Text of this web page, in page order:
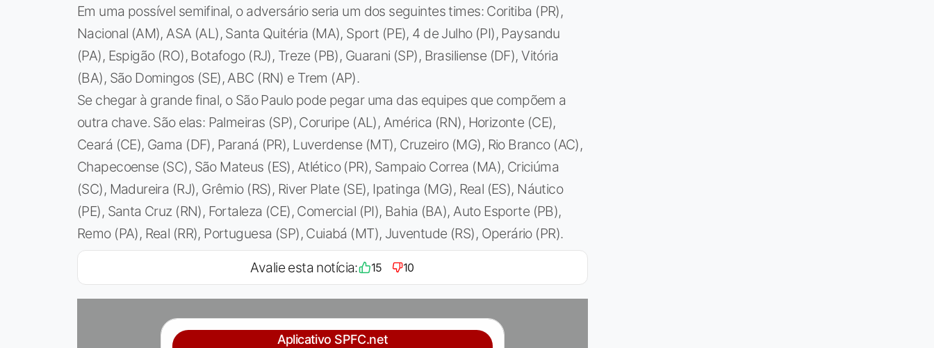
Em uma possível semifinal, o adversário seria um dos seguintes times: Coritiba (PR),
Nacional (AM), ASA (AL), Santa Quitéria (MA), Sport (PE), 4 de Julho (PI), Paysandu
(PA), Espigão (RO), Botafogo (RJ), Treze (PB), Guarani (SP), Brasiliense (DF), Vitória
(BA), São Domingos (SE), ABC (RN) e Trem (AP).
Se chegar à grande final, o São Paulo pode pegar uma das equipes que compõem a
outra chave. São elas: Palmeiras (SP), Coruripe (AL), América (RN), Horizonte (CE),
Ceará (CE), Gama (DF), Paraná (PR), Luverdense (MT), Cruzeiro (MG), Rio Branco (AC),
Chapecoense (SC), São Mateus (ES), Atlético (PR), Sampaio Correa (MA), Criciúma
(SC), Madureira (RJ), Grêmio (RS), River Plate (SE), Ipatinga (MG), Real (ES), Náutico
(PE), Santa Cruz (RN), Fortaleza (CE), Comercial (PI), Bahia (BA), Auto Esporte (PB),
Remo (PA), Real (RR), Portuguesa (SP), Cuiabá (MT), Juventude (RS), Operário (PR).
Avalie esta notícia: 15 10
Aplicativo SPFC.net